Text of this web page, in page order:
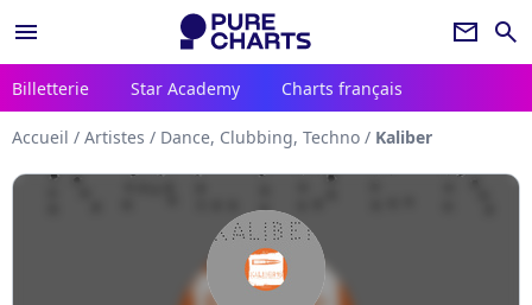
menu newsletter search
Billetterie Star Academy Charts français
Accueil / Artistes / Dance, Clubbing, Techno / Kaliber